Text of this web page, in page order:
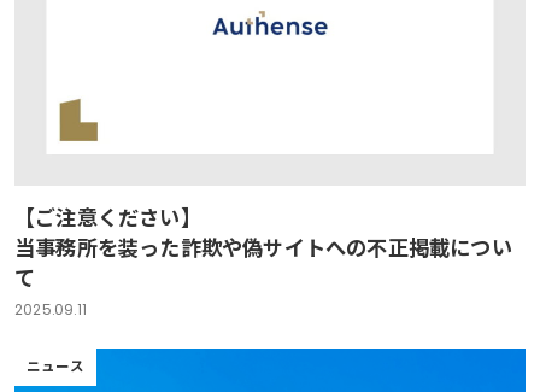
【ご注意ください】
当事務所を装った詐欺や偽サイトへの不正掲載につい
て
2025.09.11
ニュース